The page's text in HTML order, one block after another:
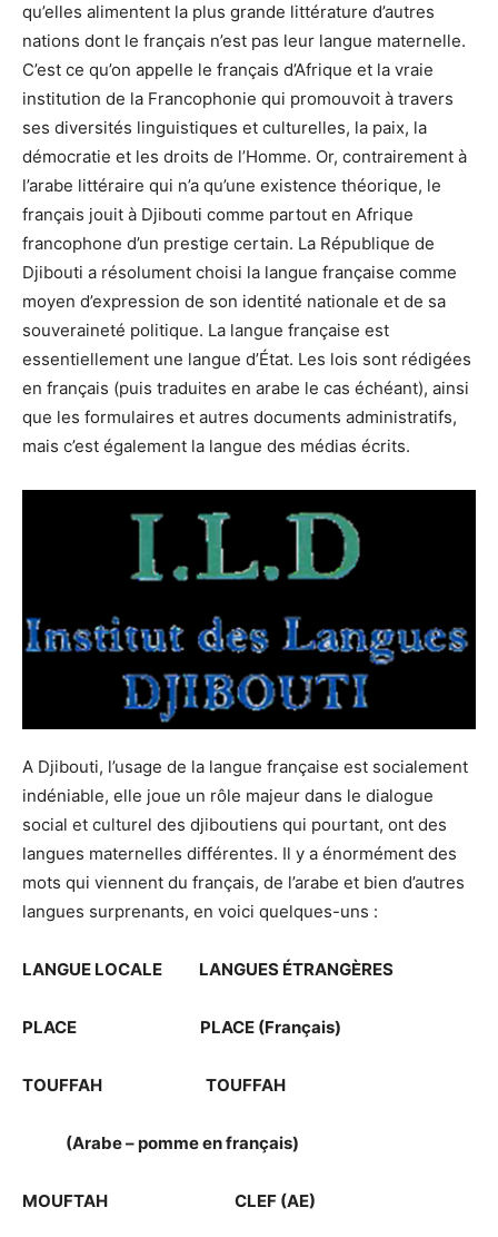
qu’elles alimentent la plus grande littérature d’autres
nations dont le français n’est pas leur langue maternelle.
C’est ce qu’on appelle le français d’Afrique et la vraie
institution de la Francophonie qui promouvoit à travers
ses diversités linguistiques et culturelles, la paix, la
démocratie et les droits de l’Homme. Or, contrairement à
l’arabe littéraire qui n’a qu’une existence théorique, le
français jouit à Djibouti comme partout en Afrique
francophone d’un prestige certain. La République de
Djibouti a résolument choisi la langue française comme
moyen d’expression de son identité nationale et de sa
souveraineté politique. La langue française est
essentiellement une langue d’État. Les lois sont rédigées
en français (puis traduites en arabe le cas échéant), ainsi
que les formulaires et autres documents administratifs,
mais c’est également la langue des médias écrits.
A Djibouti, l’usage de la langue française est socialement
indéniable, elle joue un rôle majeur dans le dialogue
social et culturel des djiboutiens qui pourtant, ont des
langues maternelles différentes. Il y a énormément des
mots qui viennent du français, de l’arabe et bien d’autres
langues surprenants, en voici quelques-uns :
LANGUE LOCALE LANGUES ÉTRANGÈRES
PLACE PLACE (Français)
TOUFFAH TOUFFAH
(Arabe – pomme en français)
MOUFTAH CLEF (AE)